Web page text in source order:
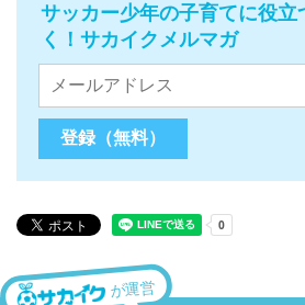
サッカー少年の子育てに役立
く！サカイクメルマガ
が運営